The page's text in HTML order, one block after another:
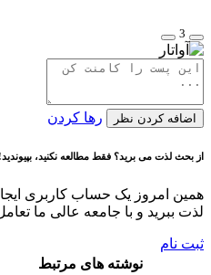
3
اضافه کردن نظر رها کردن
از بحث لذت می برید؟ فقط مطالعه نکنید، بپیوندید!
همین امروز یک حساب کاربری
لذت ببرید و با جامعه عالی ما
ثبت نام
نوشته های مرتبط